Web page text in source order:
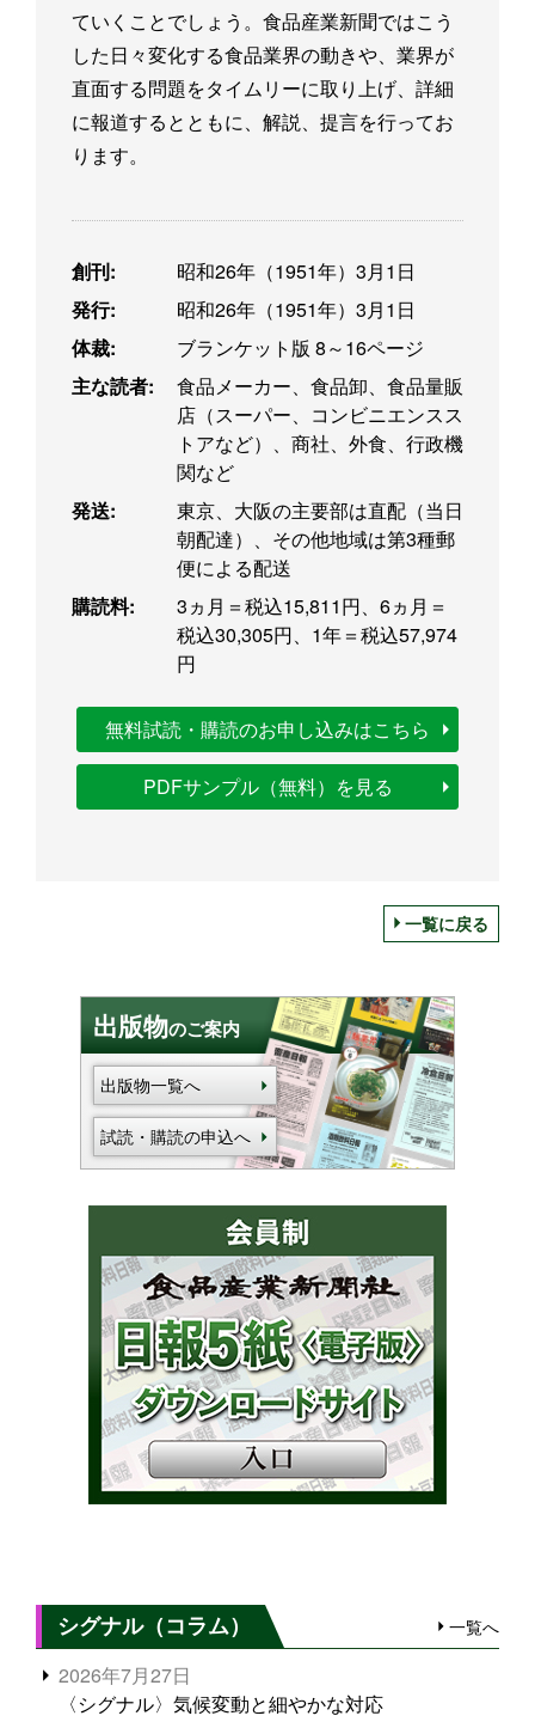
ていくことでしょう。食品産業新聞ではこう
した日々変化する食品業界の動きや、業界が
直面する問題をタイムリーに取り上げ、詳細
に報道するとともに、解説、提言を行ってお
ります。
創刊:
昭和26年（1951年）3月1日
発行:
昭和26年（1951年）3月1日
体裁:
ブランケット版 8～16ページ
主な読者:
食品メーカー、食品卸、食品量販
店（スーパー、コンビニエンスス
トアなど）、商社、外食、行政機
関など
発送:
東京、大阪の主要部は直配（当日
朝配達）、その他地域は第3種郵
便による配送
購読料:
3ヵ月＝税込15,811円、6ヵ月＝
税込30,305円、1年＝税込57,974
円
無料試読・購読のお申し込みはこちら
PDFサンプル（無料）を見る
一覧に戻る
出版物のご案内
出版物一覧へ
試読・購読の申込へ
シグナル（コラム） 一覧へ
2026年7月27日
〈シグナル〉気候変動と細やかな対応